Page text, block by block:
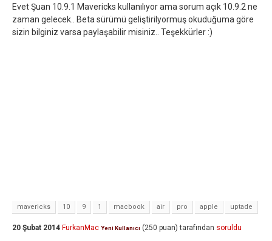
Evet Şuan 10.9.1 Mavericks kullanılıyor ama sorum açık 10.9.2 ne
zaman gelecek.. Beta sürümü geliştirilyormuş okuduğuma göre
sizin bilginiz varsa paylaşabilir misiniz.. Teşekkürler :)
mavericks 10 9 1 macbook air pro apple uptade
20 Şubat 2014 FurkanMac Yeni Kullanıcı (250 puan) tarafından soruldu